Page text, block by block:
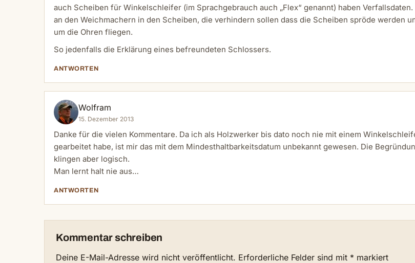
auch Scheiben für Winkelschleifer (im Sprachgebrauch auch „Flex“ genannt) haben
an den Weichmachern in den Scheiben, die verhindern sollen dass die Scheiben spröde werden
um die Ohren fliegen.
So jedenfalls die Erklärung eines befreundeten Schlossers.
ANTWORTEN
Wolfram
15. Dezember 2013
Danke für die vielen Kommentare. Da ich als Holzwerker bis dato noch nie mit einem
gearbeitet habe, ist mir das mit dem Mindesthaltbarkeitsdatum unbekannt gewesen. Die
klingen aber logisch.
Man lernt halt nie aus…
ANTWORTEN
Kommentar schreiben
Deine E-Mail-Adresse wird nicht veröffentlicht. Erforderliche Felder sind mit * markiert